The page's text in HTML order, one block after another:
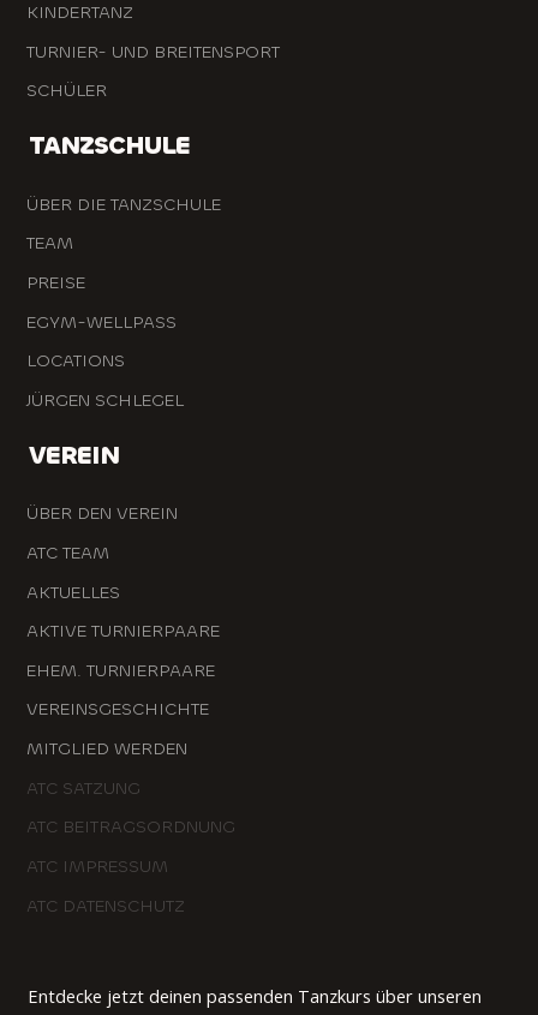
KINDERTANZ
TURNIER- UND BREITENSPORT
SCHÜLER
TANZSCHULE
ÜBER DIE TANZSCHULE
TEAM
PREISE
EGYM-WELLPASS
LOCATIONS
JÜRGEN SCHLEGEL
VEREIN
ÜBER DEN VEREIN
ATC TEAM
AKTUELLES
AKTIVE TURNIERPAARE
EHEM. TURNIERPAARE
VEREINSGESCHICHTE
MITGLIED WERDEN
ATC SATZUNG
ATC BEITRAGSORDNUNG
ATC IMPRESSUM
ATC DATENSCHUTZ
Entdecke jetzt deinen passenden Tanzkurs über unseren